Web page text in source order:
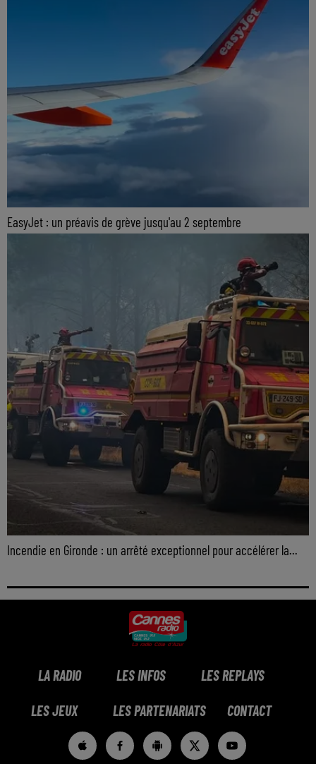
EasyJet : un préavis de grève jusqu'au 2 septembre
Incendie en Gironde : un arrêté exceptionnel pour accélérer la...
LA RADIO LES INFOS LES REPLAYS
LES JEUX LES PARTENARIATS CONTACT